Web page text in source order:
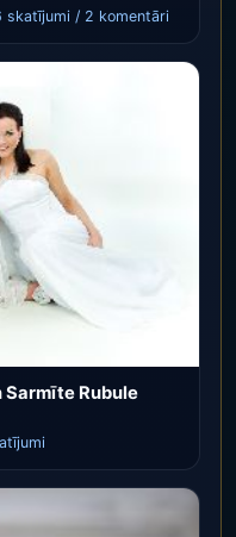
/ 2 komentāri
Sarmīte Rubule